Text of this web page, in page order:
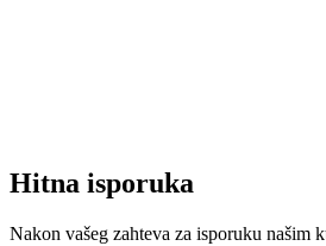
Hitna isporuka
Nakon vašeg zahteva za isporuku našim